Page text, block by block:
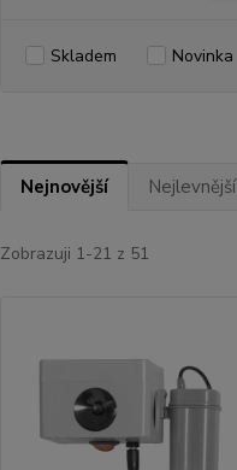
Skladem Novinka
Nejnovější Nejlevnější
Zobrazuji 1-21 z 51